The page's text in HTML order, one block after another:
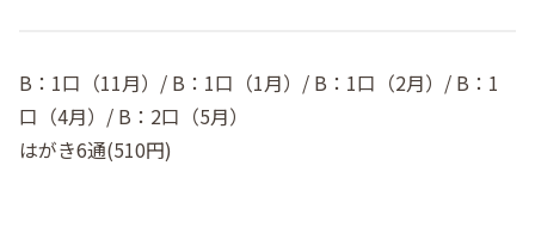
B：1口（11月）/ B：1口（1月）/ B：1口（2月）/ B：1
口（4月）/ B：2口（5月）
はがき6通(510円)